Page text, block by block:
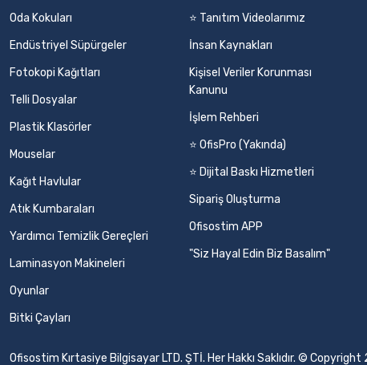
Oda Kokuları
Endüstriyel Süpürgeler
Fotokopi Kağıtları
Telli Dosyalar
Plastik Klasörler
Mouselar
Kağıt Havlular
Atık Kumbaraları
Yardımcı Temizlik Gereçleri
Laminasyon Makineleri
Oyunlar
Bitki Çayları
⭐ Tanıtım Videolarımız
İnsan Kaynakları
Kişisel Veriler Korunması
Kanunu
İşlem Rehberi
⭐ OfisPro (Yakında)
⭐ Dijital Baskı Hizmetleri
Sipariş Oluşturma
Ofisostim APP
"Siz Hayal Edin Biz Basalım"
Ofisostim Kırtasiye Bilgisayar LTD. ŞTİ. Her Hakkı Saklıdır. ©